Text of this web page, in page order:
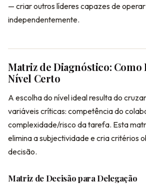
— criar outros líderes capazes de operar
independentemente.
Matriz de Diagnóstico: Como
Nível Certo
A escolha do nível ideal resulta do
variáveis críticas: competência do
complexidade/risco da tarefa. Esta
elimina a subjectividade e cria critérios
decisão.
Matriz de Decisão para Delegação